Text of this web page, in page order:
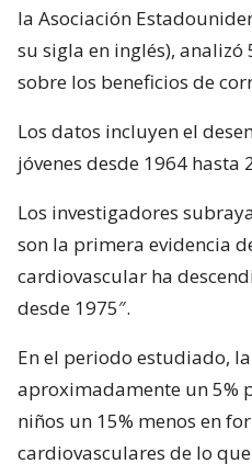
la Asociación
su sigla en inglés),
sobre los beneficios de
Los datos incluyen el
jóvenes desde 1964 hasta
Los investigadores
son la primera evidencia
cardiovascular ha
desde 1975″.
En el periodo estudiado,
aproximadamente un 5%
niños un 15% menos en
cardiovasculares de lo